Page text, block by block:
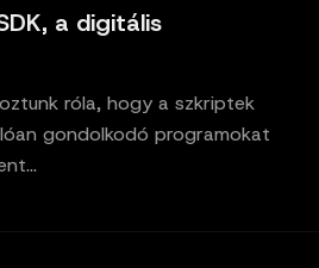
a digitális
róla, hogy a szkriptek
gondolkodó programokat